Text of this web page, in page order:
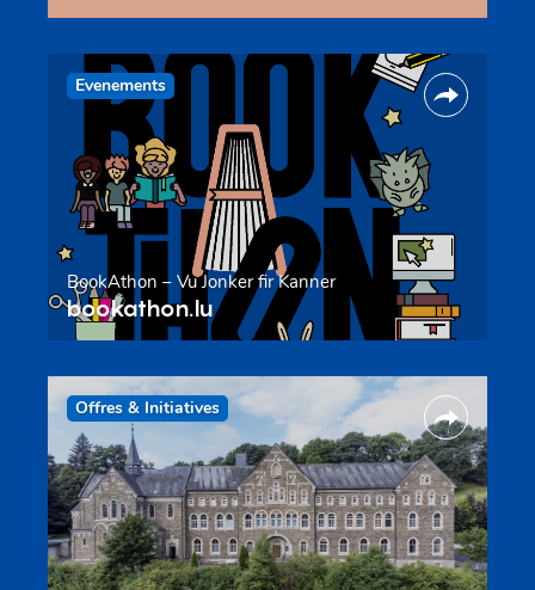
Evenements
BookAthon – Vu Jonker fir Kanner
bookathon.lu
Offres & Initiatives